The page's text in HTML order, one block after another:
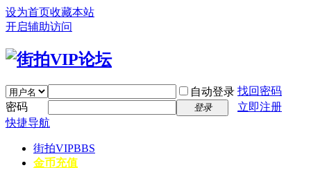
设为首页收藏本站
开启辅助访问
自动登录 找回密码
密码
登录
立即注册
快捷导航
街拍VIPBBS
金币充值